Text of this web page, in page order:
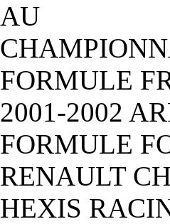
AU
FORMULE
2001-2002
FORMULE
RENAULT
HEXIS